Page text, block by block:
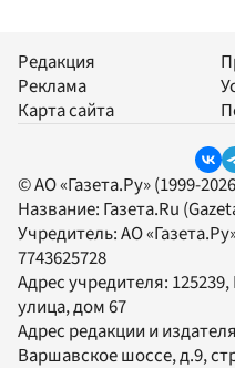
Редакция
Реклама
Карта сайта
© АО «Газета.Ру» (1999-
Название: Газета.Ru
Учредитель:АО
7743625728
Адрес учредителя:
улица, дом 67
Адрес редакции и
Варшавское шоссе, д.9,